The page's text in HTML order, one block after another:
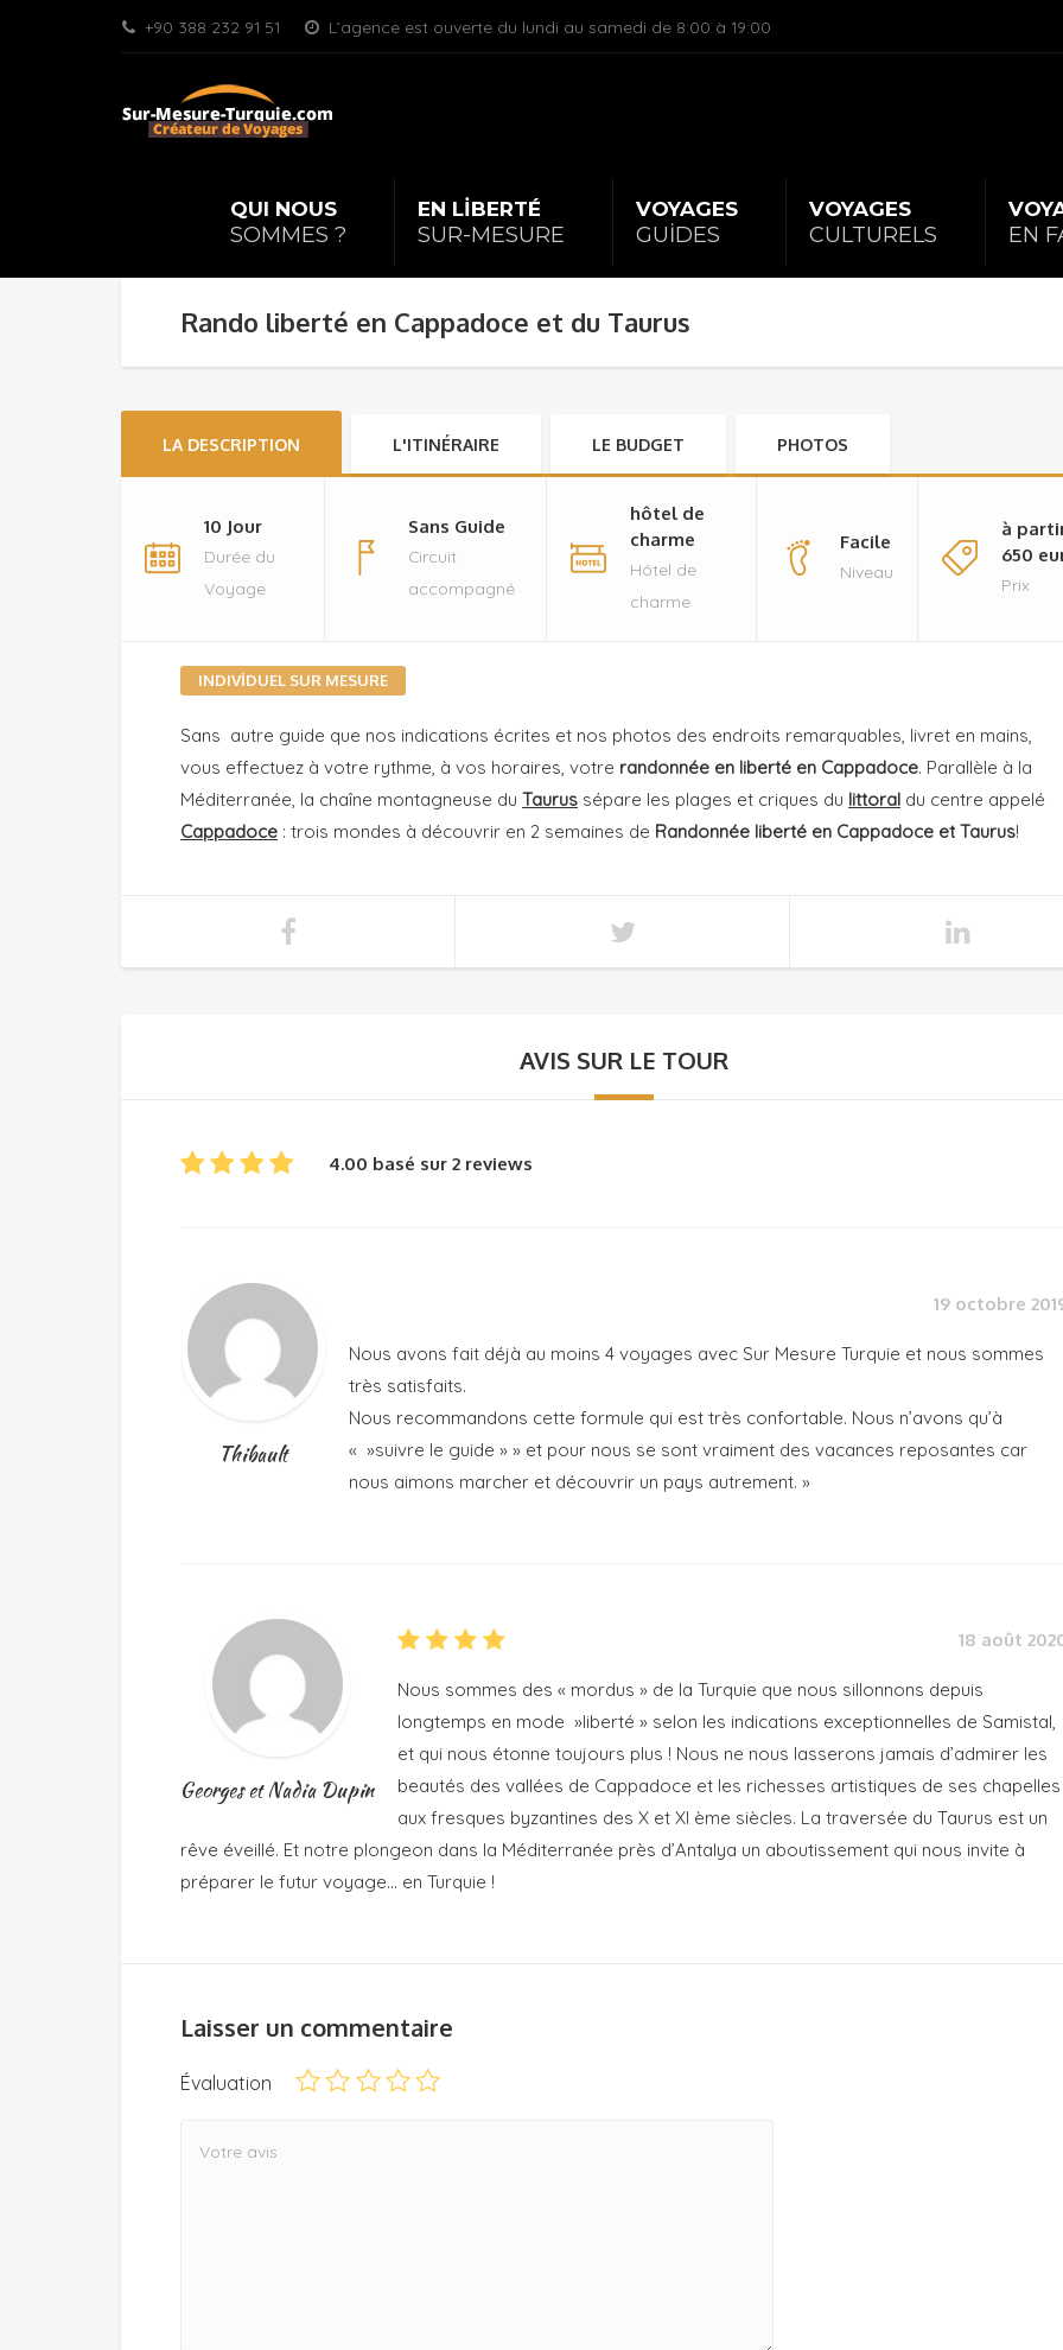
+90 388 232 91 51 L’agence est ouverte du lundi au samedi de 8:00 à 19:00
QUI NOUS
SOMMES ?
EN LİBERTÉ
SUR-MESURE
VOYAGES
GUİDES
VOYAGES
CULTURELS EN
Rando liberté en Cappadoce et du Taurus
LA DESCRIPTION L'ITINÉRAIRE LE BUDGET PHOTOS
10 Jour
Durée du
Voyage
Sans Guide
Circuit
accompagné
hôtel de
charme
Hôtel de
charme
Facile
Niveau
à
650
Prix
INDIVİDUEL SUR MESURE
Sans autre guide que nos indications écrites et nos photos des endroits remarquables, livret en mains,
vous effectuez à votre rythme, à vos horaires, votre randonnée en liberté en Cappadoce. Parallèle à la
Méditerranée, la chaîne montagneuse du Taurus sépare les plages et criques du littoral du centre appelé
Cappadoce : trois mondes à découvrir en 2 semaines de Randonnée liberté en Cappadoce et Taurus!
AVIS SUR LE TOUR
4.00 basé sur 2 reviews
Thibault
19 octobre
Nous avons fait déjà au moins 4 voyages avec Sur Mesure Turquie et nous sommes
très satisfaits.
Nous recommandons cette formule qui est très confortable. Nous n’avons qu’à
« »suivre le guide » » et pour nous se sont vraiment des vacances reposantes car
nous aimons marcher et découvrir un pays autrement. »
Georges et Nadia Dupin
18 août
Nous sommes des « mordus » de la Turquie que nous sillonnons depuis
longtemps en mode »liberté » selon les indications exceptionnelles de Samistal,
et qui nous étonne toujours plus ! Nous ne nous lasserons jamais d’admirer les
beautés des vallées de Cappadoce et les richesses artistiques de ses chapelles
aux fresques byzantines des X et XI ème siècles. La traversée du Taurus est un
rêve éveillé. Et notre plongeon dans la Méditerranée près d’Antalya un aboutissement qui nous invite à
préparer le futur voyage… en Turquie !
Laisser un commentaire
Évaluation